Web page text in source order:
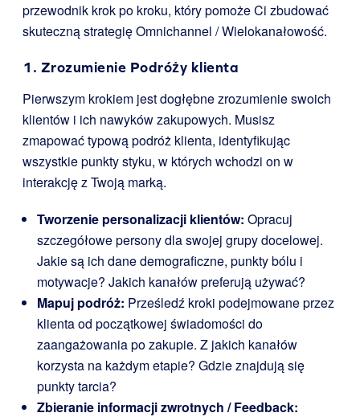
przewodnik krok po kroku, który pomoże Ci zbudować
skuteczną strategię Omnichannel / Wielokanałowość.
1. Zrozumienie Podróży klienta
Pierwszym krokiem jest dogłębne zrozumienie swoich
klientów i ich nawyków zakupowych. Musisz
zmapować typową podróż klienta, identyfikując
wszystkie punkty styku, w których wchodzi on w
interakcję z Twoją marką.
Tworzenie personalizacji klientów: Opracuj
szczegółowe persony dla swojej grupy docelowej.
Jakie są ich dane demograficzne, punkty bólu i
motywacje? Jakich kanałów preferują używać?
Mapuj podróż: Prześledź kroki podejmowane przez
klienta od początkowej świadomości do
zaangażowania po zakupie. Z jakich kanałów
korzysta na każdym etapie? Gdzie znajdują się
punkty tarcia?
Zbieranie informacji zwrotnych / Feedback: